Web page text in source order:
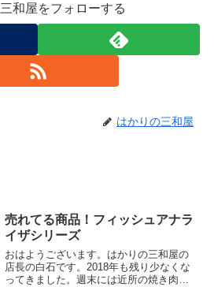
和屋をフォローする
はかりの三和屋
売れてる商品！フィッシュアナラ
イザシリーズ
おはようございます。はかりの三和屋の
店長の白石です。2018年も残り少なくな
ってきました。週末には近所の焼き肉店